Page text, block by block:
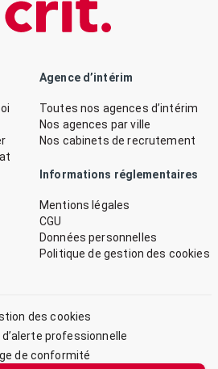
Agence d’intérim
Toutes nos agences d’intérim
Nos agences par ville
Nos cabinets de recrutement
Informations réglementaires
Mentions légales
CGU
Données personnelles
Politique de gestion des cookies
des cookies
professionnelle
de conformité